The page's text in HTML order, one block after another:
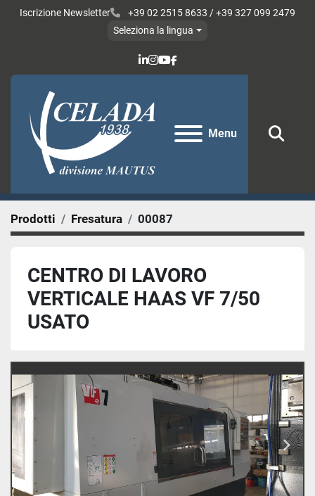
linkedin
instagram
youtube
facebook
Iscrizione Newsletter
+39 02 2515 8633 / +39 327 099 2479
Seleziona la lingua
Menu
Cerca
Prodotti Fresatura 00087
CENTRO DI LAVORO
VERTICALE HAAS VF 7/50
USATO